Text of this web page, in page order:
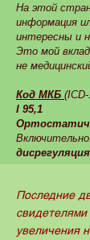
На этой
информация
интересны и
Это мой
не
Код МКБ
I 95,1
дисрегуляция
Последние
свидетелями
увеличения